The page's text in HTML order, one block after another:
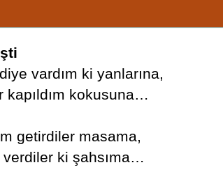
vardım ki yanlarına,
kapıldım kokusuna…
getirdiler masama,
verdiler ki şahsıma…